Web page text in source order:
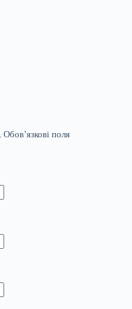
Обов’язкові поля